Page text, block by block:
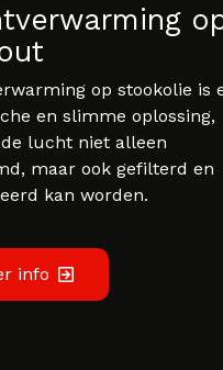
op stookolie is
en slimme oplossing,
lucht niet alleen
maar ook gefilterd en
kan worden.
info